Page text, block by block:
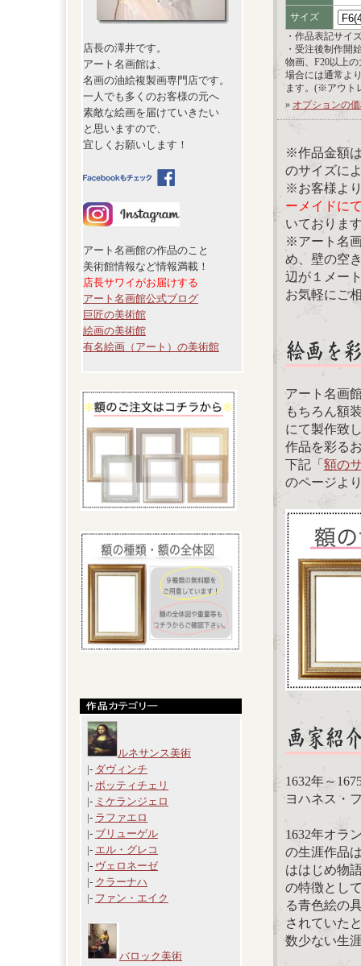
店長の澤井です。
アート名画館は、
名画の油絵複製画専門店です。
一人でも多くのお客様の元へ
素敵な絵画を届けていきたい
と思いますので、
宜しくお願いします！
アート名画館の作品のこと
美術館情報など情報満載！
店長サワイがお届けする
アート名画館公式ブログ
巨匠の美術館
絵画の美術館
有名絵画（アート）の美術館
ルネサンス美術
|- ダヴィンチ
|- ボッティチェリ
|- ミケランジェロ
|- ラファエロ
|- ブリューゲル
|- エル・グレコ
|- ヴェロネーゼ
|- クラーナハ
|- ファン・エイク
バロック美術
サイズ
・作品表記サイ
・受注後制作開
物画、F20以上
場合には通常よ
ます。(※アウト
» オプションの
※作品金額
のサイズに
※お客様よ
ーメイドに
いておりま
※アート名
め、壁の空
辺が１メー
お気軽にご
アート名画
もちろん額
にて製作致
作品を彩る
下記「額の
のページよ
1632年～
ヨハネス・
1632年オラ
の生涯作品
ははじめ物
の特徴とし
る青色絵の
されていた
数少ない生